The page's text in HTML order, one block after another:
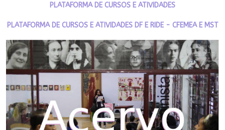
PLATAFORMA DE CURSOS E ATIVIDADES
PLATAFORMA DE CURSOS E ATIVIDADES DF E RIDE - CFEMEA E MST